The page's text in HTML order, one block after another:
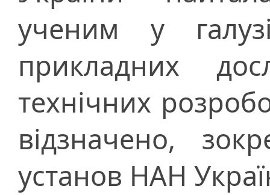
ученим у
прикладних
технічних
відзначено,
установ НАН